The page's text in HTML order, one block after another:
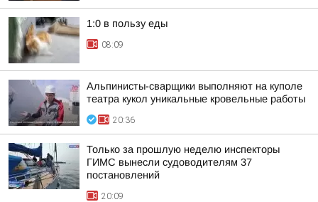
1:0 в пользу еды
08:09
Альпинисты-сварщики выполняют на куполе
театра кукол уникальные кровельные работы
20:36
Только за прошлую неделю инспекторы
ГИМС вынесли судоводителям 37
постановлений
20:09